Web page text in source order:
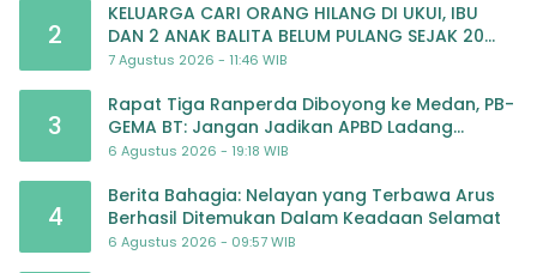
2
KELUARGA CARI ORANG HILANG DI UKUI, IBU
DAN 2 ANAK BALITA BELUM PULANG SEJAK 20
JULI 2026
7 Agustus 2026 - 11:46 WIB
3
Rapat Tiga Ranperda Diboyong ke Medan, PB-
GEMA BT: Jangan Jadikan APBD Ladang
Pembiayaan yang Tak Perlu
6 Agustus 2026 - 19:18 WIB
4
Berita Bahagia: Nelayan yang Terbawa Arus
Berhasil Ditemukan Dalam Keadaan Selamat
6 Agustus 2026 - 09:57 WIB